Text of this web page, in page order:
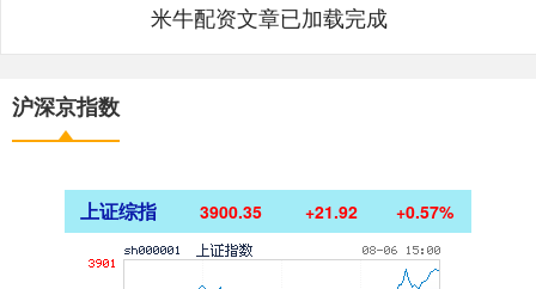
米牛配资文章已加载完成
沪深京指数
上证综指 3900.35 +21.92 +0.57%